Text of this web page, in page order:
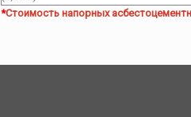
*Стоимость напорных